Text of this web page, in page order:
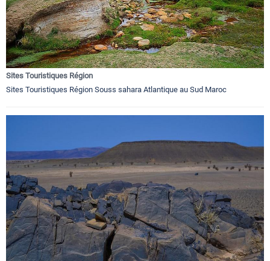
Sites Touristiques Région
Sites Touristiques Région Souss sahara Atlantique au Sud Maroc